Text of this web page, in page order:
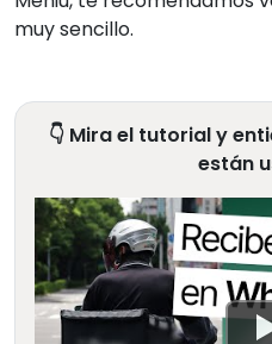
muy sencillo.
👇 Mira el tutorial y
están